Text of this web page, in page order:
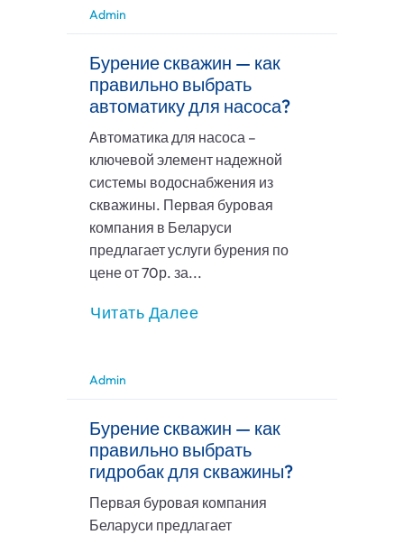
Admin
Бурение скважин — как
правильно выбрать
автоматику для насоса?
Автоматика для насоса –
ключевой элемент надежной
системы водоснабжения из
скважины. Первая буровая
компания в Беларуси
предлагает услуги бурения по
цене от 70р. за...
Читать Далее
Admin
Бурение скважин — как
правильно выбрать
гидробак для скважины?
Первая буровая компания
Беларуси предлагает